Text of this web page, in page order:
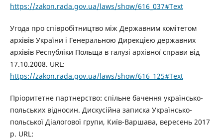
https://zakon.rada.gov.ua/laws/show/616_037#Text
Угода про співробітництво між Державним комітетом
архівів України і Генеральною Дирекцією державних
архівів Республіки Польща в галузі архівної справи від
17.10.2008. URL:
https://zakon.rada.gov.ua/laws/show/616_125#Text
Пріоритетне партнерство: спільне бачення українсько-
польських відносин. Дискусійна записка Українсько-
польської Діалогової групи, Київ-Варшава, вересень 2017
р. URL: